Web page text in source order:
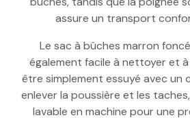
assure un transport
Le sac à bûches marron
également facile à nettoyer et
être simplement essuyé avec un
enlever la poussière et les
lavable en machine pour une